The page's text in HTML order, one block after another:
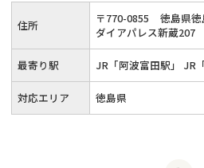
住所 〒770-0855
徳島県
ダイアパレス新蔵207
最寄り駅 JR「阿波富田駅」 JR
対応エリア 徳島県